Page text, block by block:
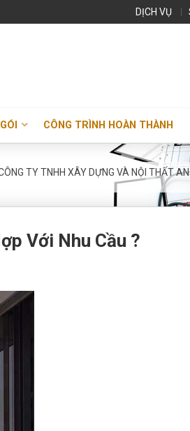
DỊCH VỤ
CÔNG TRÌNH HOÀN THÀNH
TY TNHH XÂY DỰNG VÀ NỘI THẤT
Với Nhu Cầu ?